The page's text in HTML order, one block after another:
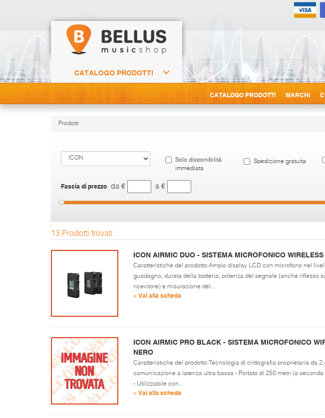
CATALOGO PRODOTTI
CATALOGO PRODOTTI MARCHI
Prodotti
Solo disponibilità
immediata
Spedizione gratuita
Fascia di prezzo da € a €
13 Prodotti trovati
ICON AIRMIC DUO - SISTEMA MICROFONICO WIRELESS
Caratteristiche del prodotto:Ampio display LCD con microfono nel
guadagno, durata della batteria, potenza del segnale (anche riflesso
ricevitore) e misurazione del...
» Vai alla scheda
ICON AIRMIC PRO BLACK - SISTEMA MICROFONICO
NERO
Caratteristiche del prodotto:Tecnologia di crittografia proprietaria da
comunicazione a latenza ultra bassa - Portata di 250 metri (a
- Utilizzabile con...
» Vai alla scheda